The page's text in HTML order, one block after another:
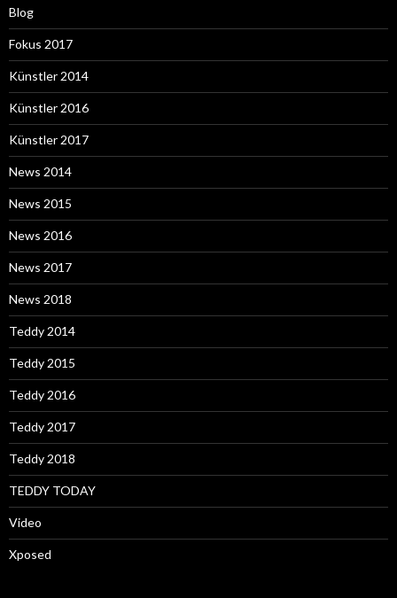
Blog
Fokus 2017
Künstler 2014
Künstler 2016
Künstler 2017
News 2014
News 2015
News 2016
News 2017
News 2018
Teddy 2014
Teddy 2015
Teddy 2016
Teddy 2017
Teddy 2018
TEDDY TODAY
Video
Xposed